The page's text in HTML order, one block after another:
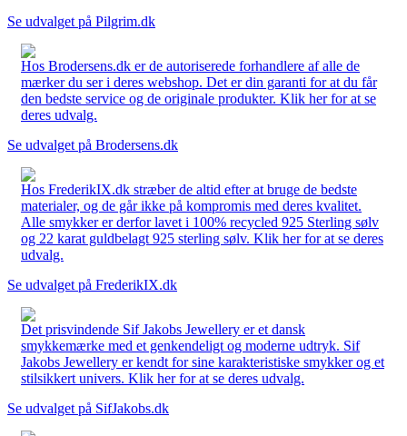
Se udvalget på Pilgrim.dk
Hos Brodersens.dk er de autoriserede forhandlere af alle de
mærker du ser i deres webshop. Det er din garanti for at du får
den bedste service og de originale produkter. Klik her for at se
deres udvalg.
Se udvalget på Brodersens.dk
Hos FrederikIX.dk stræber de altid efter at bruge de bedste
materialer, og de går ikke på kompromis med deres kvalitet.
Alle smykker er derfor lavet i 100% recycled 925 Sterling sølv
og 22 karat guldbelagt 925 sterling sølv. Klik her for at se deres
udvalg.
Se udvalget på FrederikIX.dk
Det prisvindende Sif Jakobs Jewellery er et dansk
smykkemærke med et genkendeligt og moderne udtryk. Sif
Jakobs Jewellery er kendt for sine karakteristiske smykker og et
stilsikkert univers. Klik her for at se deres udvalg.
Se udvalget på SifJakobs.dk